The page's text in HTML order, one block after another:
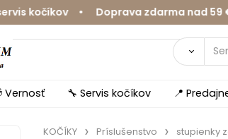
• Doprava zdarma nad 59
Vernosť 🔧 Servis kočíkov 📍
KOČÍKY Príslušenstvo stupienky